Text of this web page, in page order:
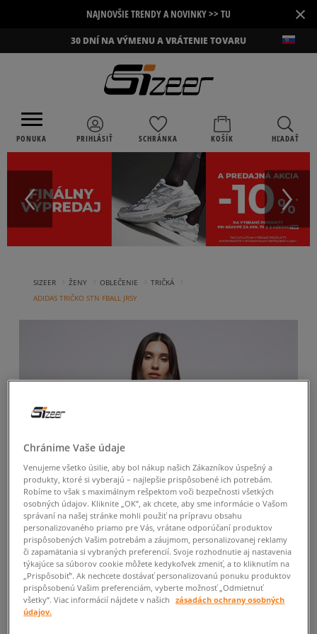
NAJNOVŠIE TRENDY A NOVINKY >> TU ×
30 DNÍ NA VÝMENU A VRÁTENIE TOVARU
PONUKA PRIHLÁSIŤ SCHRÁNKA KOŠÍK HĽADAŤ
SIZEER ŽENY OBLEČENIE TRIČKÁ
ADIDAS TRIČKO STN FBALL JRSY
-10 % S KÓDOM: TOP (MIN. 70 €)
Chránime Vaše údaje
Venujeme všetko úsilie, aby bol nákup našich Zákazníkov úspešný a
produkty, ktoré si vyberajú – najlepšie prispôsobené ich potrebám.
Robíme to však s maximálnym rešpektom voči bezpečnosti všetkých
osobných údajov. Kliknite „OK”, ak chcete, aby sme informácie o Vašom
správaní na našej stránke mohli použiť na prípravu obsahu
personalizovaného priamo pre Vás, vrátane odporúčaní produktov
prispôsobených Vašim potrebám a záujmom, personalizovanej reklamy
či zapamätania si vybraných preferencií. Svoje rozhodnutie aj nastavenia
týkajúce sa súborov cookie môžete kedykoľvek zmeniť, a to kliknutím na
„Prispôsobiť”. Ak nechcete dostávať personalizovanú ponuku produktov
prispôsobenú Vašim preferenciám, vyberte možnosť „Odmietnuť
všetky”. Viac informácií nájdete v našich
zásadách ochrany osobných
údajov.